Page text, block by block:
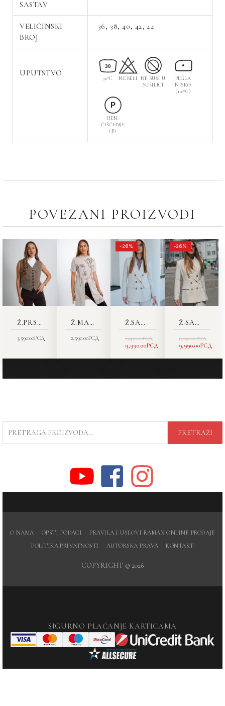
SASTAV
VELIČINSKI
BROJ
36, 38, 40, 42, 44
UPUTSTVO
30
30°C NE BELI
NE SUŠI U
SUŠILICI
PEGLA
NISKO
(110°C)
P
HEM.
ČIŠĆENJE
(P)
POVEZANI PROIZVODI
Ž.PRSLUK 6404-12
3,590.00РСД
Ž.MAJICA 8613-02
2,590.00РСД
-26%
Ž.SAKO 5446-11
13,490.00РСД
ORIGINALNA
CENA
JE
BILA:
13,490.00РСД.
9,990.00РСД
TRENUTNA
CENA
JE:
9,990.00РСД.
-26%
Ž.SAKO 5446-11
13,490.00РСД
ORIGINALNA
CENA
JE
BILA:
13,490.00РСД.
9,990.00РСД
TRENUTNA
CENA
JE:
9,990.00РСД.
ZA:
PRETRAŽI
O NAMA OPŠTI PODACI
PRAVILA I USLOVI RAMAX ONLINE PRODAJE
POLITIKA PRIVATNOSTI
AUTORSKA PRAVA KONTAKT
COPYRIGHT © 2026
SIGURNO PLAĆANJE KARTICAMA